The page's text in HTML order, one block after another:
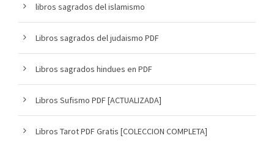
libros sagrados del islamismo
Libros sagrados del judaismo PDF
Libros sagrados hindues en PDF
Libros Sufismo PDF [ACTUALIZADA]
Libros Tarot PDF Gratis [COLECCION COMPLETA]